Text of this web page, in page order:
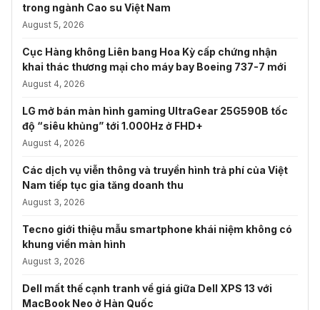
trong ngành Cao su Việt Nam
August 5, 2026
Cục Hàng không Liên bang Hoa Kỳ cấp chứng nhận
khai thác thương mại cho máy bay Boeing 737-7 mới
August 4, 2026
LG mở bán màn hình gaming UltraGear 25G590B tốc
độ “siêu khủng” tới 1.000Hz ở FHD+
August 4, 2026
Các dịch vụ viễn thông và truyền hình trả phí của Việt
Nam tiếp tục gia tăng doanh thu
August 3, 2026
Tecno giới thiệu mẫu smartphone khái niệm không có
khung viền màn hình
August 3, 2026
Dell mất thế cạnh tranh về giá giữa Dell XPS 13 với
MacBook Neo ở Hàn Quốc